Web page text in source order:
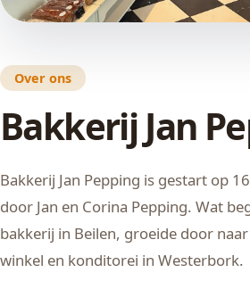
Over ons
Bakkerij Jan
Bakkerij Jan Pepping is gestart op
door Jan en Corina Pepping. Wat
bakkerij in Beilen, groeide door
winkel en konditorei in Westerbork.